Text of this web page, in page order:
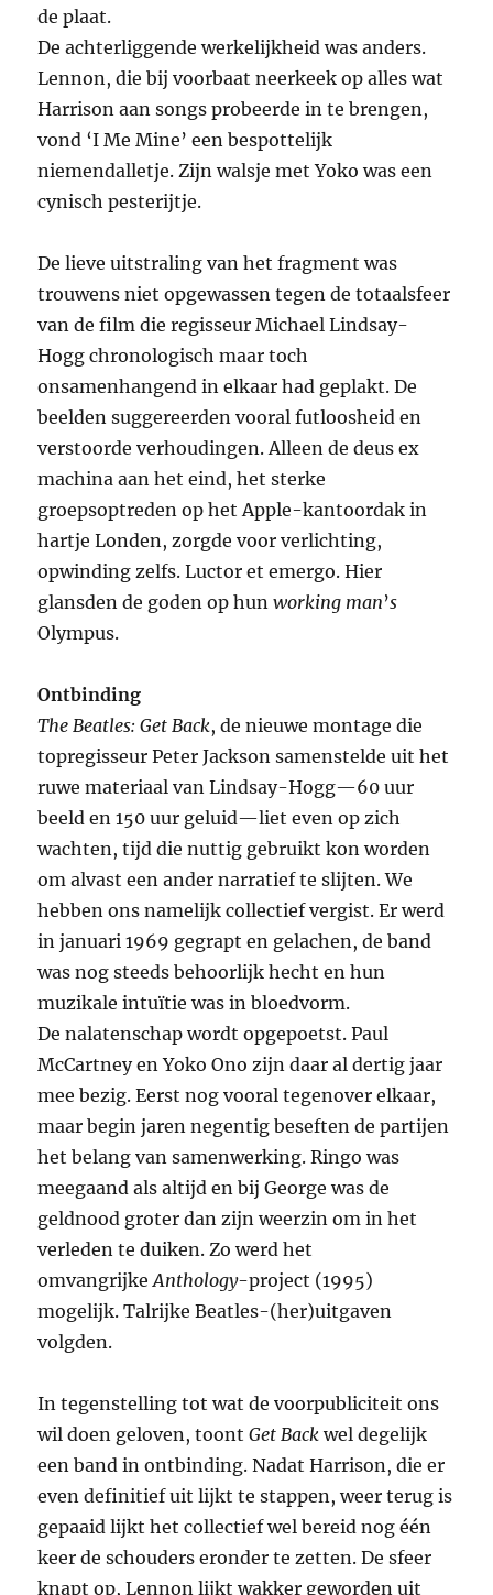
de plaat.
De achterliggende werkelijkheid was anders.
Lennon, die bij voorbaat neerkeek op alles wat
Harrison aan songs probeerde in te brengen,
vond ‘I Me Mine’ een bespottelijk
niemendalletje. Zijn walsje met Yoko was een
cynisch pesterijtje.
De lieve uitstraling van het fragment was
trouwens niet opgewassen tegen de totaalsfeer
van de film die regisseur Michael Lindsay-
Hogg chronologisch maar toch
onsamenhangend in elkaar had geplakt. De
beelden suggereerden vooral futloosheid en
verstoorde verhoudingen. Alleen de deus ex
machina aan het eind, het sterke
groepsoptreden op het Apple-kantoordak in
hartje Londen, zorgde voor verlichting,
opwinding zelfs. Luctor et emergo. Hier
glansden de goden op hunworking man’s
Olympus.
Ontbinding
The Beatles: Get Back, de nieuwe montage die
topregisseur Peter Jackson samenstelde uit het
ruwe materiaal van Lindsay-Hogg—60 uur
beeld en 150 uur geluid—liet even op zich
wachten, tijd die nuttig gebruikt kon worden
om alvast een ander narratief te slijten. We
hebben ons namelijk collectief vergist. Er werd
in januari 1969 gegrapt en gelachen, de band
was nog steeds behoorlijk hecht en hun
muzikale intuïtie was in bloedvorm.
De nalatenschap wordt opgepoetst. Paul
McCartney en Yoko Ono zijn daar al dertig jaar
mee bezig. Eerst nog vooral tegenover elkaar,
maar begin jaren negentig beseften de partijen
het belang van samenwerking. Ringo was
meegaand als altijd en bij George was de
geldnood groter dan zijn weerzin om in het
verleden te duiken. Zo werd het
omvangrijkeAnthology-project (1995)
mogelijk. Talrijke Beatles-(her)uitgaven
volgden.
In tegenstelling tot wat de voorpubliciteit ons
wil doen geloven, toontGet Back wel degelijk
een band in ontbinding. Nadat Harrison, die er
even definitief uit lijkt te stappen, weer terug is
gepaaid lijkt het collectief wel bereid nog één
keer de schouders eronder te zetten. De sfeer
knapt op, Lennon lijkt wakker geworden uit